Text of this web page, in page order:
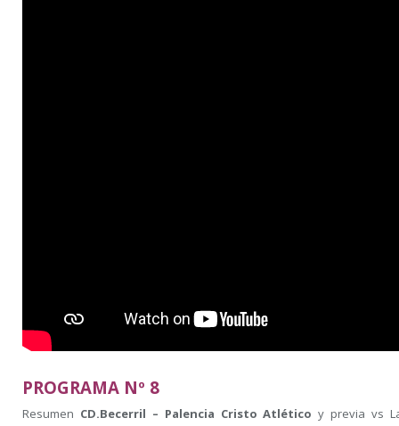
PROGRAMA Nº 8
Resumen CD.Becerril – Palencia Cristo Atlético y previa vs